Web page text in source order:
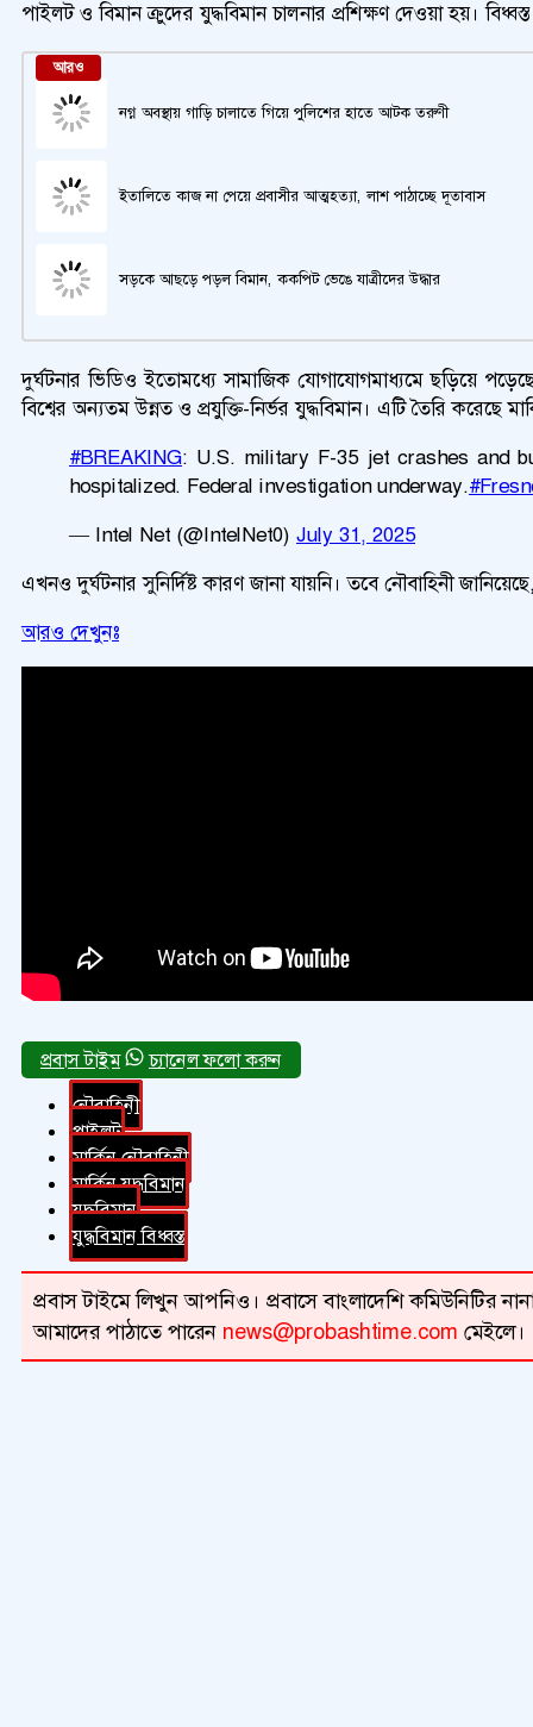
পাইলট ও বিমান ক্রুদের যুদ্ধবিমান চালনার প্রশিক্ষণ দেওয়া হয়।
আরও
নগ্ন অবস্থায় গাড়ি চালাতে গিয়ে পুলিশের হাতে আটক তরুণী
ইতালিতে কাজ না পেয়ে প্রবাসীর আত্মহত্যা, লাশ পাঠাচ্ছে দূতাবাস
সড়কে আছড়ে পড়ল বিমান, ককপিট ভেঙে যাত্রীদের উদ্ধার
দুর্ঘটনার ভিডিও ইতোমধ্যে সামাজিক যোগাযোগমাধ্যমে ছড়িয়ে
বিশ্বের অন্যতম উন্নত ও প্রযুক্তি-নির্ভর যুদ্ধবিমান। এটি তৈরি করেছে
#BREAKING: U.S. military F-35 jet crashes and
hospitalized. Federal investigation underway.
— Intel Net (@IntelNet0) July 31, 2025
এখনও দুর্ঘটনার সুনির্দিষ্ট কারণ জানা যায়নি। তবে নৌবাহিনী
আরও দেখুনঃ
চ্যানেল ফলো করুন
নৌবাহিনী
পাইলট
মার্কিন নৌবাহিনী
মার্কিন যুদ্ধবিমান
যুদ্ধবিমান
যুদ্ধবিমান বিধ্বস্ত
প্রবাস টাইমে লিখুন আপনিও। প্রবাসে বাংলাদেশি কমিউনিটির
আমাদের পাঠাতে পারেন news@probashtime.com মেইলে।